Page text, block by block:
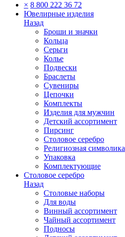
× 8 800 222 36 72
Ювелирные изделия
Назад
Броши и значки
Кольца
Серьги
Колье
Подвески
Браслеты
Сувениры
Цепочки
Комплекты
Изделия для мужчин
Детский ассортимент
Пирсинг
Столовое серебро
Религиозная символика
Упаковка
Комплектующие
Столовое серебро
Назад
Столовые наборы
Для воды
Винный ассортимент
Чайный ассортимент
Подносы